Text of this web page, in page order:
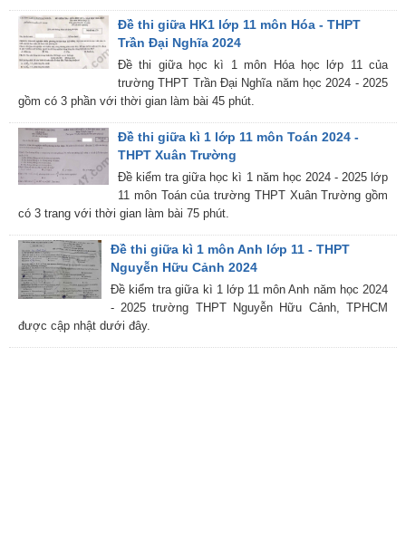
Đề thi giữa HK1 lớp 11 môn Hóa - THPT
Trần Đại Nghĩa 2024
Đề thi giữa học kì 1 môn Hóa học lớp 11 của
trường THPT Trần Đại Nghĩa năm học 2024 - 2025
gồm có 3 phần với thời gian làm bài 45 phút.
Đề thi giữa kì 1 lớp 11 môn Toán 2024 -
THPT Xuân Trường
Đề kiểm tra giữa học kì 1 năm học 2024 - 2025 lớp
11 môn Toán của trường THPT Xuân Trường gồm
có 3 trang với thời gian làm bài 75 phút.
Đề thi giữa kì 1 môn Anh lớp 11 - THPT
Nguyễn Hữu Cảnh 2024
Đề kiểm tra giữa kì 1 lớp 11 môn Anh năm học 2024
- 2025 trường THPT Nguyễn Hữu Cảnh, TPHCM
được cập nhật dưới đây.